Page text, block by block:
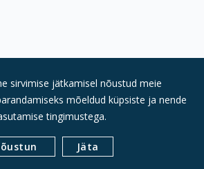
Kõik Õigused Kaitstud
Toonereid Sulle
sirvimise jätkamisel nõustud meie
mõeldud küpsiste ja nende
tingimustega.
Jäta